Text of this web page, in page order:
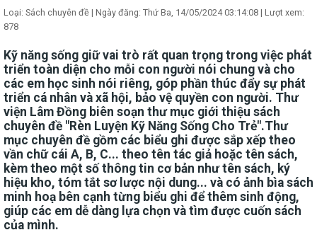
Loại: Sách chuyên đề | Ngày đăng: Thứ Ba, 14/05/2024 03:14:08 | Lượt xem:
878
Kỹ năng sống giữ vai trò rất quan trọng trong việc phát
triển toàn diện cho mỗi con người nói chung và cho
các em học sinh nói riêng, góp phần thúc đẩy sự phát
triển cá nhân và xã hội, bảo vệ quyền con người. Thư
viện Lâm Đồng biên soạn thư mục giới thiệu sách
chuyên đề "Rèn Luyện Kỹ Năng Sống Cho Trẻ".Thư
mục chuyên đề gồm các biểu ghi được sắp xếp theo
vần chữ cái A, B, C... theo tên tác giả hoặc tên sách,
kèm theo một số thông tin cơ bản như tên sách, ký
hiệu kho, tóm tắt sơ lược nội dung... và có ảnh bìa sách
minh hoạ bên cạnh từng biểu ghi để thêm sinh động,
giúp các em dễ dàng lựa chọn và tìm được cuốn sách
của mình.